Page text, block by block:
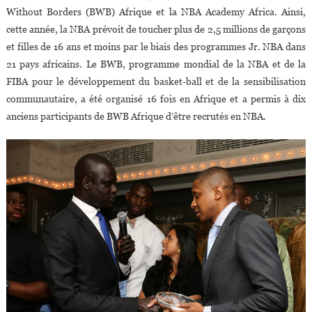
Without Borders (BWB) Afrique et la NBA Academy Africa. Ainsi,
cette année, la NBA prévoit de toucher plus de 2,5 millions de garçons
et filles de 16 ans et moins par le biais des programmes Jr. NBA dans
21 pays africains. Le BWB, programme mondial de la NBA et de la
FIBA pour le développement du basket-ball et de la sensibilisation
communautaire, a été organisé 16 fois en Afrique et a permis à dix
anciens participants de BWB Afrique d’être recrutés en NBA.